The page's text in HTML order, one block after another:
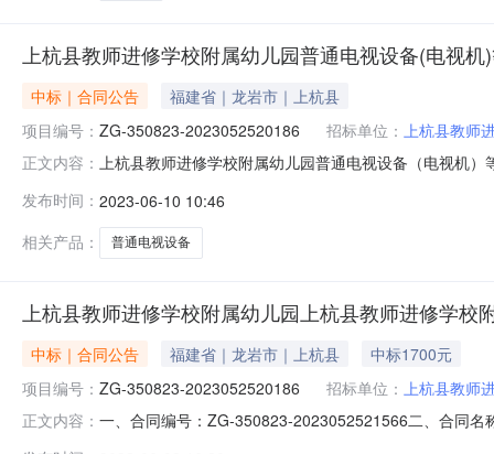
上杭县教师进修学校附属幼儿园普通电视设备(电视
中标｜合同公告
福建省｜龙岩市｜上杭县
项目编号： ZG-350823-2023052520186 招标单位： 上杭县教师
正文内容： 上杭县教师进修学校附属幼儿园普通电视设备（电视机
方）：上杭县教师进修学校附属幼儿园地址：福建省龙
发布时间： 2023-06-10 10:46
相关产品：
普通电视设备
上杭县教师进修学校附属幼儿园上杭县教师进修学
中标｜合同公告 福建省｜龙岩市｜上杭县
中标1700元
项目编号： ZG-350823-2023052520186 招标单位： 上杭县教师
正文内容： 一、合同编号：ZG-350823-2023052521566二、合同